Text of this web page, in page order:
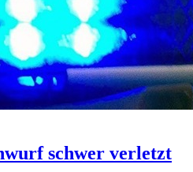
schwer verletzt